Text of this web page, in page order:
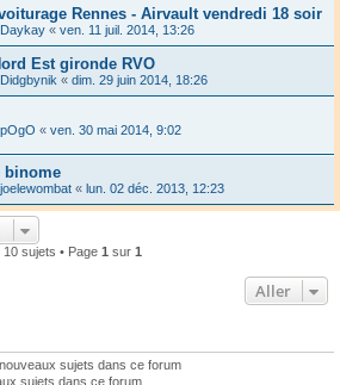
Rennes - Airvault vendredi 18 soir
Daykay « ven. 11 juil. 2014, 13:26
Est gironde RVO
Didgbynik « dim. 29 juin 2014, 18:26
pOgO « ven. 30 mai 2014, 9:02
binome
joelewombat « lun. 02 déc. 2013, 12:23
10 sujets • Page 1 sur 1
Aller
sujets dans ce forum
sujets dans ce forum